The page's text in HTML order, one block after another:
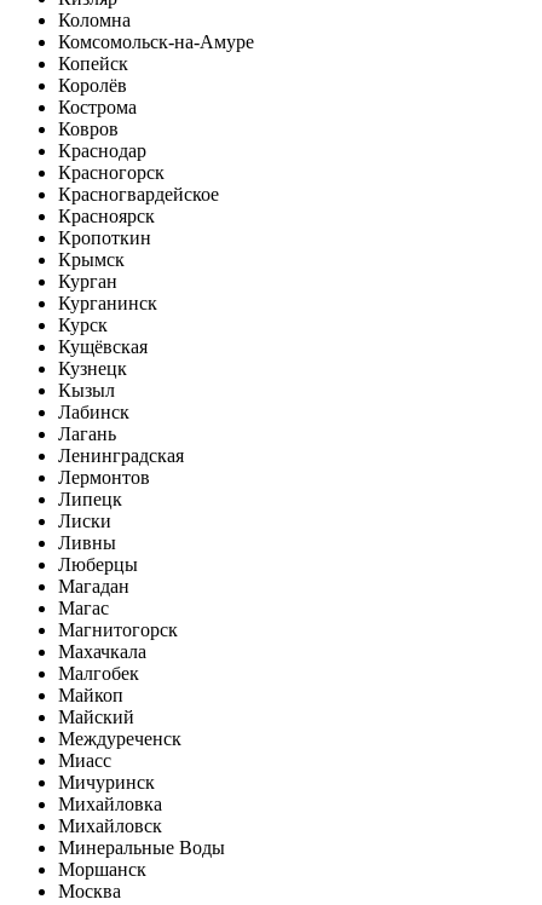
Коломна
Комсомольск-на-Амуре
Копейск
Королёв
Кострома
Ковров
Краснодар
Красногорск
Красногвардейское
Красноярск
Кропоткин
Крымск
Курган
Курганинск
Курск
Кущёвская
Кузнецк
Кызыл
Лабинск
Лагань
Ленинградская
Лермонтов
Липецк
Лиски
Ливны
Люберцы
Магадан
Магас
Магнитогорск
Махачкала
Малгобек
Майкоп
Майский
Междуреченск
Миасс
Мичуринск
Михайловка
Михайловск
Минеральные Воды
Моршанск
Москва